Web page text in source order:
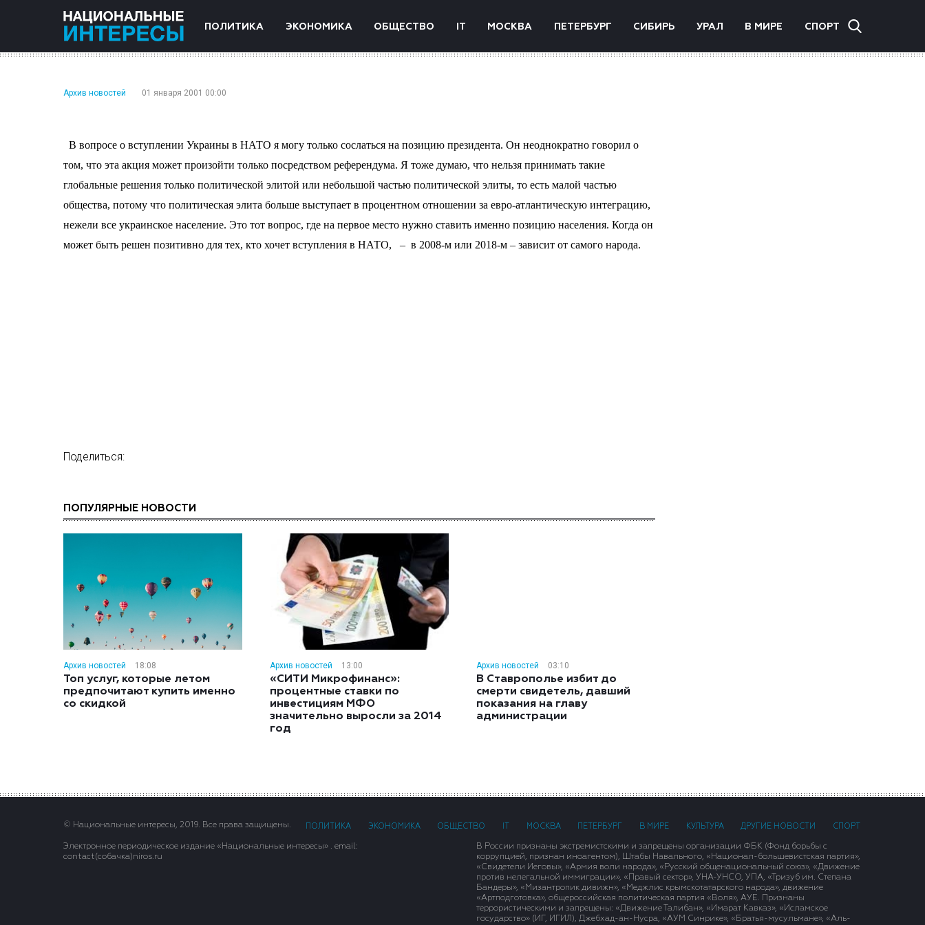
ПОЛИТИКА ЭКОНОМИКА ОБЩЕСТВО IT МОСКВА ПЕТЕРБУРГ СИБИРЬ УРАЛ В МИРЕ СПОРТ
Архив новостей 01 января 2001 00:00
В вопросе о вступлении Украины в НАТО я могу только сослаться на позицию президента. Он неоднократно говорил о
том, что эта акция может произойти только посредством референдума. Я тоже думаю, что нельзя принимать такие
глобальные решения только политической элитой или небольшой частью политической элиты, то есть малой частью
общества, потому что политическая элита больше выступает в процентном отношении за евро-атлантическую интеграцию,
нежели все украинское население. Это тот вопрос, где на первое место нужно ставить именно позицию населения. Когда он
может быть решен позитивно для тех, кто хочет вступления в НАТО,
– в 2008-м или 2018-м – зависит от самого народа.
Поделиться:
ПОПУЛЯРНЫЕ НОВОСТИ
Архив новостей 18:08
Топ услуг, которые летом
предпочитают купить именно
со скидкой
Архив новостей 13:00
«СИТИ Микрофинанс»:
процентные ставки по
инвестициям МФО
значительно выросли за 2014
год
Архив новостей 03:10
В Ставрополье избит до
смерти свидетель, давший
показания на главу
администрации
© Национальные интересы, 2019. Все права защищены. ПОЛИТИКА ЭКОНОМИКА ОБЩЕСТВО МОСКВА ПЕТЕРБУРГ В МИРЕ КУЛЬТУРА ДРУГИЕ НОВОСТИ СПОРТ
Электронное периодическое издание «Национальные интересы» . email:
contact(сoбaчка)niros.ru
В России признаны экстремистскими и запрещены организации ФБК (Фонд борьбы с
коррупцией, признан иноагентом), Штабы Навального, «Национал-большевистская партия»,
«Свидетели Иеговы», «Армия воли народа», «Русский общенациональный союз», «Движение
против нелегальной иммиграции», «Правый сектор», УНА-УНСО, УПА, «Тризуб им. Степана
Бандеры», «Мизантропик дивижн», «Меджлис крымскотатарского народа», движение
«Артподготовка», общероссийская политическая партия «Воля», АУЕ. Признаны
террористическими и запрещены: «Движение Талибан», «Имарат Кавказ», «Исламское
государство» (ИГ, ИГИЛ), Джебхад-ан-Нусра, «АУМ Синрике», «Братья-мусульмане», «Аль-